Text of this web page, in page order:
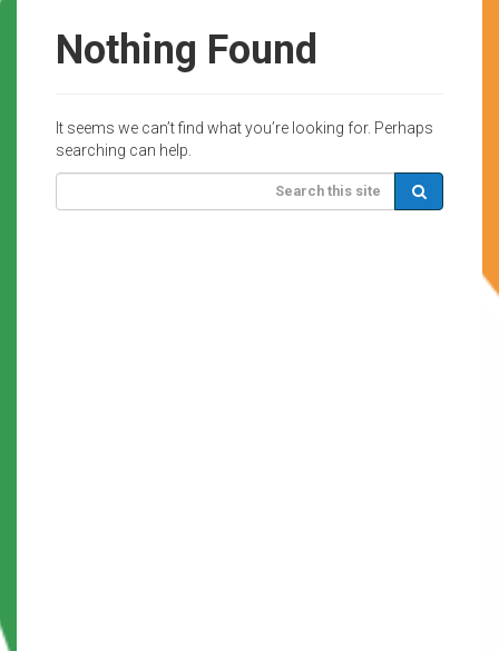
Nothing Found
It seems we can’t find what you’re looking for. Perhaps
searching can help.